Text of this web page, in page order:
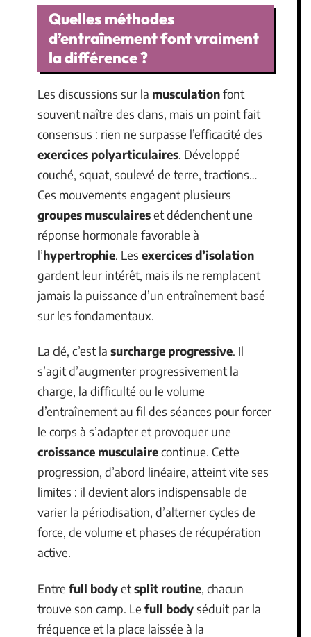
Quelles méthodes
d’entraînement font vraiment
la différence ?
Les discussions sur la musculationfont
souvent naître des clans, mais un point fait
consensus : rien ne surpasse l’efficacité des
exercices polyarticulaires. Développé
couché, squat, soulevé de terre, tractions…
Ces mouvements engagent plusieurs
groupes musculaireset déclenchent une
réponse hormonale favorable à
l’hypertrophie. Les exercices d’isolation
gardent leur intérêt, mais ils ne remplacent
jamais la puissance d’un entraînement basé
sur les fondamentaux.
La clé, c’est la surcharge progressive. Il
s’agit d’augmenter progressivement la
charge, la difficulté ou le volume
d’entraînement au fil des séances pour forcer
le corps à s’adapter et provoquer une
croissance musculairecontinue. Cette
progression, d’abord linéaire, atteint vite ses
limites : il devient alors indispensable de
varier la périodisation, d’alterner cycles de
force, de volume et phases de récupération
active.
Entre full bodyetsplit routine, chacun
trouve son camp. Le full bodyséduit par la
fréquence et la place laissée à la